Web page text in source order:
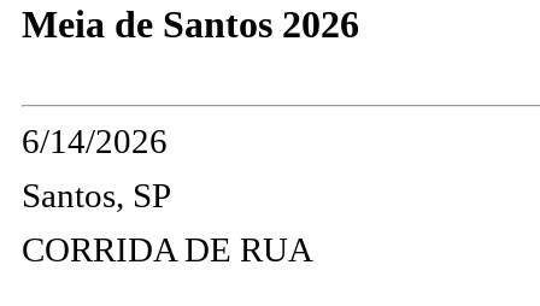
Meia de Santos 2026
6/14/2026
Santos, SP
CORRIDA DE RUA